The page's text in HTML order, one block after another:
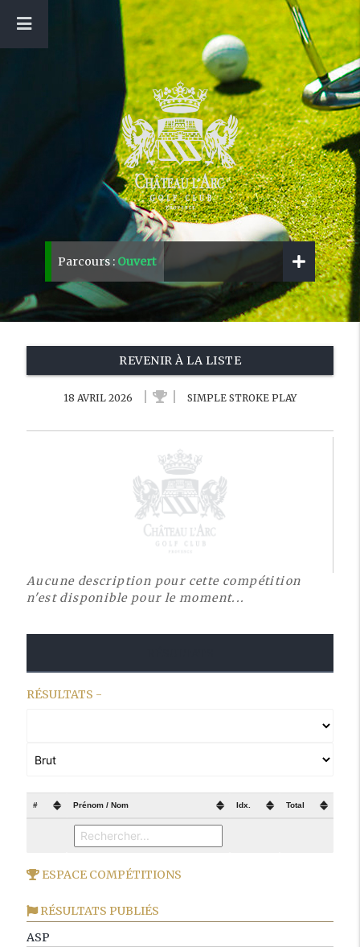
Parcours : Ouvert
REVENIR À LA LISTE
18 AVRIL 2026 SIMPLE STROKE PLAY
Aucune description pour cette compétition
n'est disponible pour le moment...
RÉSULTATS -
# Prénom / Nom Idx. Total
ESPACE COMPÉTITIONS
RÉSULTATS PUBLIÉS
ASP